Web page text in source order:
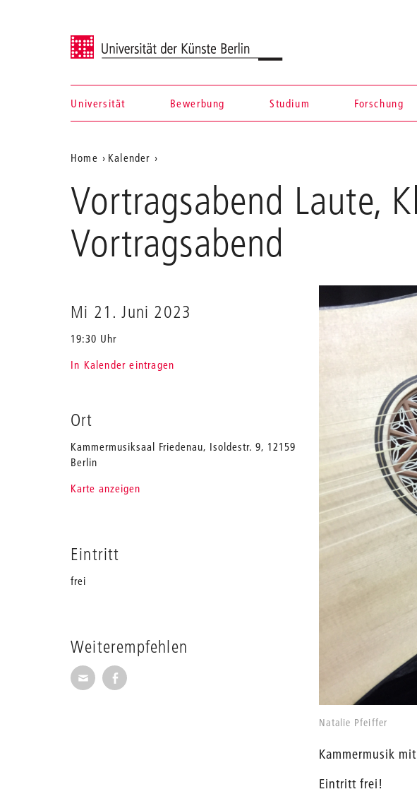
Universität der Künste Berlin
Navigation &
Suche
Universität Bewerbung Studium Forschung
Aktuelle
Position
auf
der
Webseite
Home
Kalender
Klasse
Sam
Vortragsabend Laute,
Vortragsabend
Mi 21. Juni 2023
19:30 Uhr
In Kalender eintragen
Ort
Kammermusiksaal Friedenau, Isoldestr. 9, 12159
Berlin
Karte anzeigen
Eintritt
frei
Weiterempfehlen
Seite per E-Mail weiterempfehlen
Seite auf Facebook weiterempfehlen
Natalie Pfeiffer
Kammermusik
Eintritt frei!